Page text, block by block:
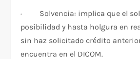
· Solvencia: implica que el
posibilidad y hasta holgura en
sin haz solicitado crédito
encuentra en el DICOM.